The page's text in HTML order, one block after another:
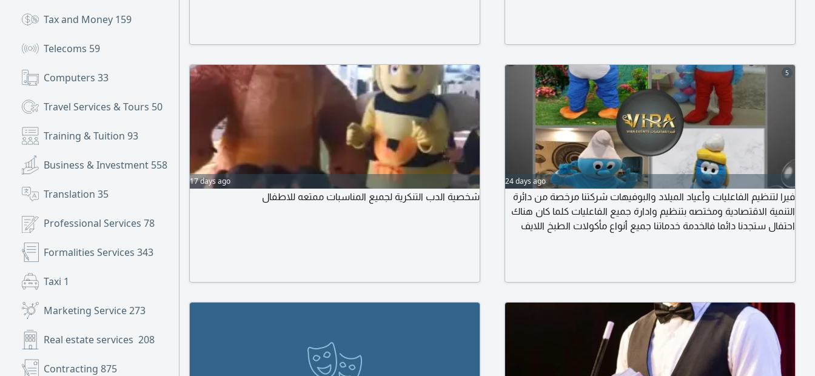
Tax and Money 159
Telecoms 59
Computers 33
Travel Services & Tours 50
Training & Tuition 93
Business & Investment 558
Translation 35
Professional Services 78
Formalities Services 343
Taxi 1
Marketing Service273
Real estate services 208
Contracting 875
11000 قناة لايف قنوات مفتوحة
17 days ago
شخصية الدب التنكرية لجميع المناسبات ممتعه للاطفال
5
24 days ago
فيرا لتنظيم الفاعليات وأعياد الميلاد والبوفيهات شركتنا مرخصة من دائرة
التنمية الاقتصادية ومختصه بتنظيم وادارة جميع الفاعليات كلما كان هناك
احتفال ستجدنا دائما فالخدمة خدماتنا جميع أنواع مأكولات الطبخ اللايف